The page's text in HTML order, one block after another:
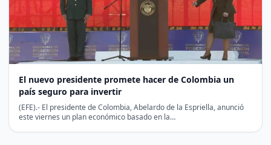
El nuevo presidente promete hacer de Colombia un
país seguro para invertir
(EFE).- El presidente de Colombia, Abelardo de la Espriella, anunció
este viernes un plan económico basado en la…